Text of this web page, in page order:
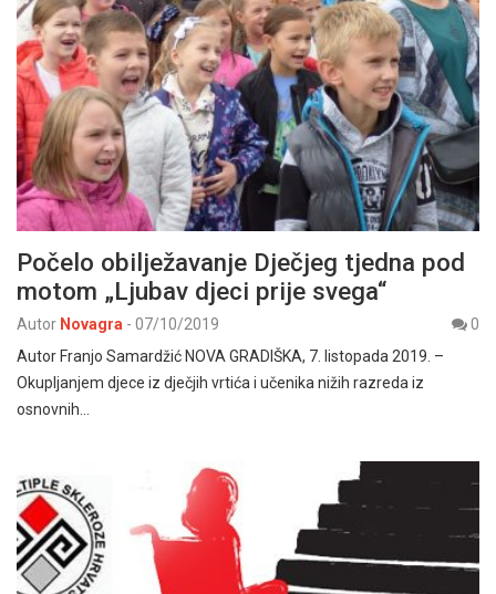
Počelo obilježavanje Dječjeg tjedna pod
motom „Ljubav djeci prije svega“
Autor Novagra - 07/10/2019
0
Autor Franjo Samardžić NOVA GRADIŠKA, 7. listopada 2019. –
Okupljanjem djece iz dječjih vrtića i učenika nižih razreda iz
osnovnih…